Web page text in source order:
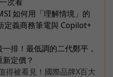
次看
如何用「理解情境」的
定義商務筆電與 Copilot+
排！最低調的二代鄭平，
定價？
得被看見！國際品牌X百大